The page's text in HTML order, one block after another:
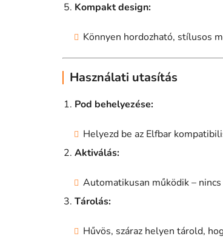
Kompakt design:
Könnyen hordozható, stílusos
Használati utasítás
Pod behelyezése:
Helyezd be az Elfbar
Aktiválás:
Automatikusan működik –
Tárolás:
Hűvös, száraz helyen tárold,